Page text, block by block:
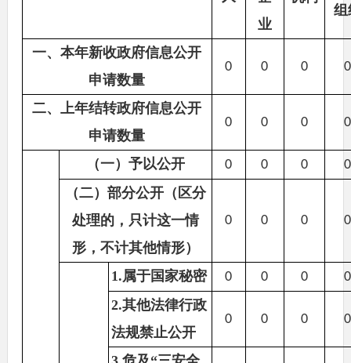
业
组
一、本年新收政府信息公开
申请数量
0 0 0 0
二、上年结转政府信息公开
申请数量
0 0 0 0
（一）予以公开 0 0 0 0
（二）部分公开（区分
处理的，只计这一情
形，不计其他情形）
0 0 0 0
1.属于国家秘密 0 0 0 0
2.其他法律行政
法规禁止公开
0 0 0 0